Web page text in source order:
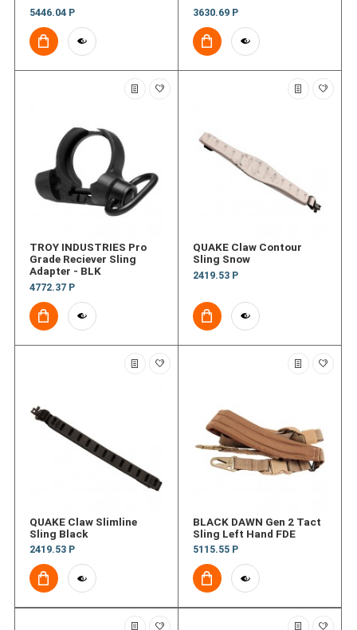
5446.04 Р 3630.69 Р
TROY INDUSTRIES Pro
Grade Reciever Sling
Adapter - BLK
4772.37 Р
QUAKE Claw Contour
Sling Snow
2419.53 Р
QUAKE Claw Slimline
Sling Black
2419.53 Р
BLACK DAWN Gen 2 Tact
Sling Left Hand FDE
5115.55 Р